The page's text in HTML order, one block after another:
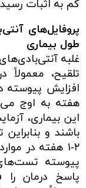
کم به اثبات
پروفایل‌های
طول بیماری
هفته به اوج
این بیماری،
باشند و
۲-۱ هفته در
پیوسته
پاسخ درمان را